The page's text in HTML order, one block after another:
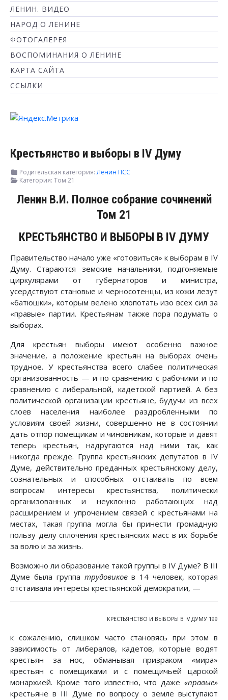
ЛЕНИН. ВИДЕО
НАРОД О ЛЕНИНЕ
ФОТОГАЛЕРЕЯ
ВОСПОМИНАНИЯ О ЛЕНИНЕ
КАРТА САЙТА
ССЫЛКИ
Крестьянство и выборы в IV Думу
Родительская категория:Ленин ПСС
Категория: Том 21
Ленин В.И. Полное собрание сочинений
Том 21
КРЕСТЬЯНСТВО И ВЫБОРЫ В IV ДУМУ
Правительство начало уже «готовиться» к выборам в IV
Думу. Стараются земские начальники, подгоняемые
циркулярами от губернаторов и министра,
усердствуют становые и черносотенцы, из кожи лезут
«батюшки», которым велено хлопотать изо всех сил за
«правые» партии. Крестьянам также пора подумать о
выборах.
Для крестьян выборы имеют особенно важное
значение, а положение крестьян на выборах очень
трудное. У крестьянства всего слабее политическая
организованность — и по сравнению с рабочими и по
сравнению с либеральной, кадетской партией. А без
политической организации крестьяне, будучи из всех
слоев населения наиболее раздробленными по
условиям своей жизни, совершенно не в состоянии
дать отпор помещикам и чиновникам, которые и давят
теперь крестьян, надругаются над ними так, как
никогда прежде. Группа крестьянских депутатов в IV
Думе, действительно преданных крестьянскому делу,
сознательных и способных отстаивать по всем
вопросам интересы крестьянства, политически
организованных и неуклонно работающих над
расширением и упрочением связей с крестьянами на
местах, такая группа могла бы принести громадную
пользу делу сплочения крестьянских масс в их борьбе
за волю и за жизнь.
Возможно ли образование такой группы в IV Думе? В III
Думе была группа трудовиковв 14 человек, которая
отстаивала интересы крестьянской демократии, —
КРЕСТЬЯНСТВО И ВЫБОРЫ В IV ДУМУ 199
к сожалению, слишком часто становясь при этом в
зависимость от либералов, кадетов, которые водят
крестьян за нос, обманывая призраком «мира»
крестьян с помещиками и с помещичьей царской
монархией. Кроме того известно, что даже «правые»
крестьяне в III Думе по вопросу о земле выступают